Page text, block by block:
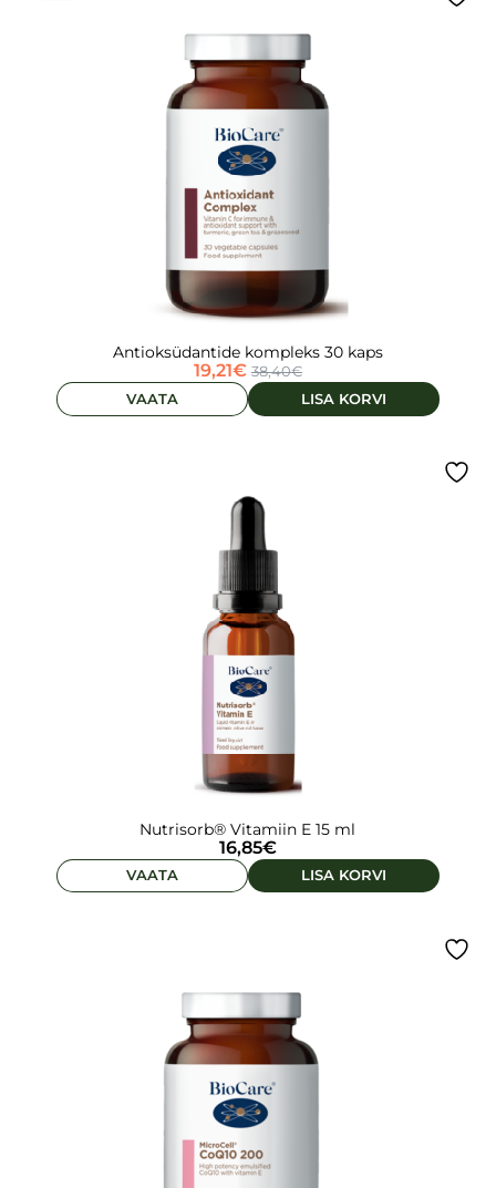
Antioksüdantide kompleks 30 kaps
19,21€ 38,40€
VAATA
LISA KORVI
Nutrisorb® Vitamiin E 15 ml
16,85€
VAATA LISA KORVI